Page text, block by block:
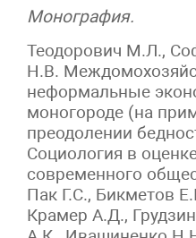
Монография.
Теодорович М.Л.,
Н.В.
неформальные
моногороде (на
преодолении
Социология в
современного
Пак Г.С., Бикметов
Крамер А.Д.,